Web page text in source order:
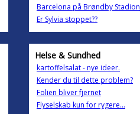
Barcelona på Brøndby Stadion
Er Sylvia stoppet??
Helse & Sundhed
kartoffelsalat - nye ideer.
Kender du til dette problem?
Folien bliver fjernet
Flyselskab kun for rygere...